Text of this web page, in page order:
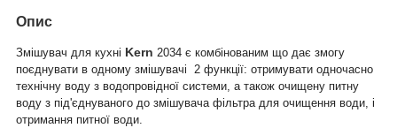
Опис
Змішувач для кухні Kern 2034 є комбінованим що дає змогу
поєднувати в одному змішувачі 2 функції: отримувати одночасно
технічну воду з водопровідної системи, а також очищену питну
воду з під'єднуваного до змішувача фільтра для очищення води, і
отримання питної води.